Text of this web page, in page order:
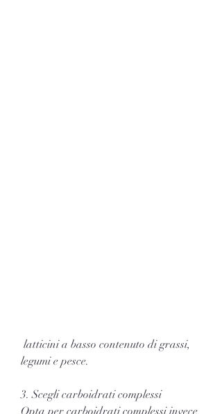
legumi e pesce.
3. Scegli carboidrati complessi
Opta per carboidrati complessi invece